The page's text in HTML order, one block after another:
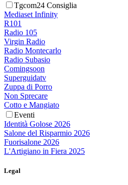
Tgcom24 Consiglia
Mediaset Infinity
R101
Radio 105
Virgin Radio
Radio Montecarlo
Radio Subasio
Comingsoon
Superguidatv
Zuppa di Porro
Non Sprecare
Cotto e Mangiato
Eventi
Identità Golose 2026
Salone del Risparmio 2026
Fuorisalone 2026
L'Artigiano in Fiera 2025
Legal